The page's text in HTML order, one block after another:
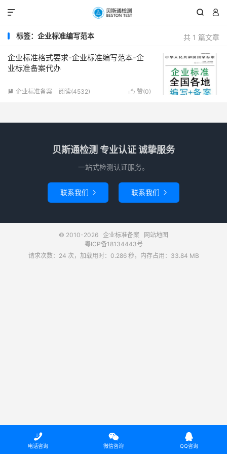
 

共 1 篇文章
标签：企业标准编写范本
企业标准格式要求-企业标准编写范本-企
业标准备案代办
 赞(0)
 企业标准备案 阅读(4532)
贝斯通检测 专业认证 诚挚服务
一站式检测认证服务。
联系我们  联系我们 
© 2010-2026 企业标准备案
网站地图
粤ICP备18134443号
请求次数：24 次，加载用时：0.286 秒，内存占用：33.84 MB

电话咨询

微信咨询

QQ咨询